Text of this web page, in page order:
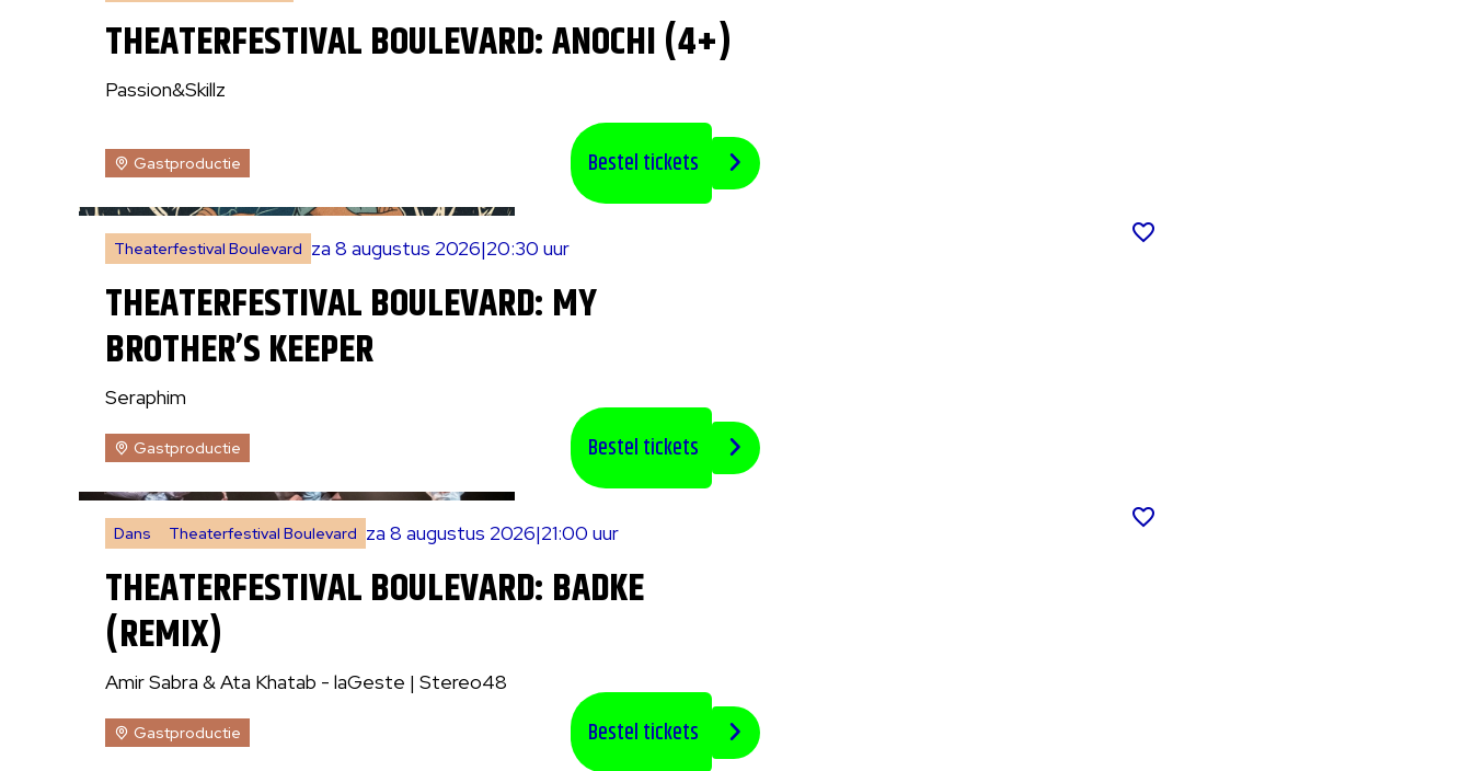
THEATERFESTIVAL BOULEVARD: ANOCHI (4+)
Passion&Skillz
Gastproductie Bestel tickets
THEATERFESTIVAL BOULEVARD: MY
BROTHER’S KEEPER
Theaterfestival Boulevard za 8 augustus 2026|20:30 uur
Seraphim
Gastproductie Bestel tickets
THEATERFESTIVAL BOULEVARD: BADKE
(REMIX)
Dans Theaterfestival Boulevard za 8 augustus 2026|21:00 uur
Amir Sabra & Ata Khatab - laGeste | Stereo48
Gastproductie Bestel tickets